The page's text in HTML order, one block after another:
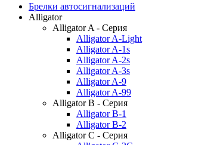
Брелки автосигнализаций
Alligator
Alligator A - Серия
Alligator A-Light
Alligator A-1s
Alligator A-2s
Alligator A-3s
Alligator A-9
Alligator A-99
Alligator B - Серия
Alligator B-1
Alligator B-2
Alligator C - Серия